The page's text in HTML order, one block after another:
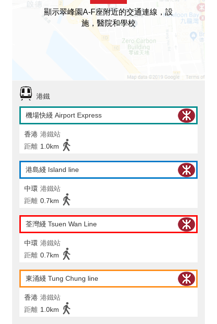
顯示翠峰園A-F座附近的交通連線，設
施，醫院和學校
港鐵
機場快綫 Airport Express
香港 港鐵站
距離 1.0km
港島綫 Island line
中環 港鐵站
距離 0.7km
荃灣綫 Tsuen Wan Line
中環 港鐵站
距離 0.7km
東涌綫 Tung Chung line
香港 港鐵站
距離 1.0km